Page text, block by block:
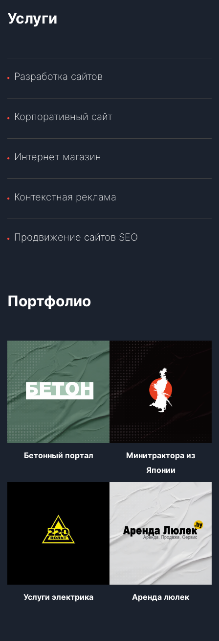
Услуги
Разработка сайтов
Корпоративный сайт
Интернет магазин
Контекстная реклама
Продвижение сайтов SEO
Портфолио
Бетонный портал
Минитрактора из
Японии
Услуги электрика Аренда люлек